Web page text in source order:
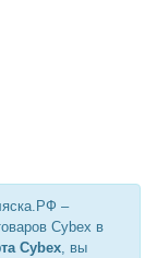
–
Cybex в
Cybex, вы